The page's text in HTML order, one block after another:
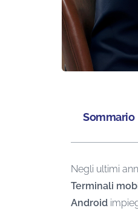
Sommario
Negli ultimi
Terminali
Android